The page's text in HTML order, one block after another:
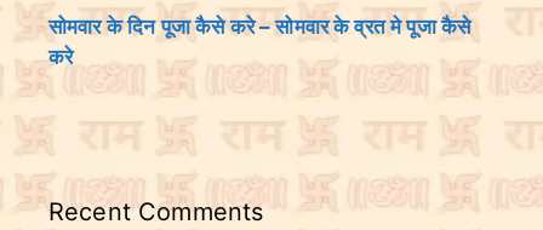
सोमवार के दिन पूजा कैसे करे – सोमवार के व्रत मे पूजा कैसे
करे
Recent Comments